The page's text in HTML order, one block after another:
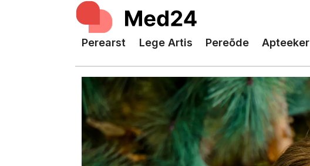
Perearst Lege Artis Pereõde Apteeker